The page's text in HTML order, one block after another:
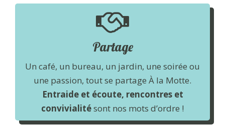
Partage
Un café, un bureau, un jardin, une soirée ou
une passion, tout se partage À la Motte.
Entraide et écoute, rencontres et
convivialitésont nos mots d’ordre !